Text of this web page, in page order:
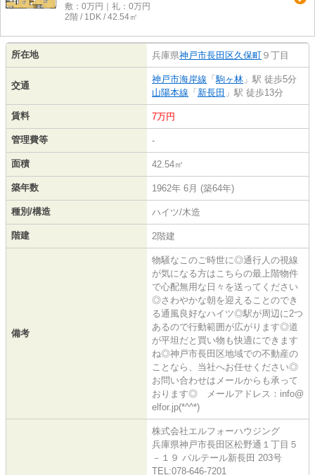
敷：0万円｜礼：0万円
2階 / 1DK / 42.54㎡
所在地 兵庫県神戸市長田区久保町 ９丁目
交通
神戸市海岸線 「駒ヶ林 」駅 徒歩5分
山陽本線 「新長田 」駅 徒歩13分
賃料 7万円
管理費等 -
面積 42.54㎡
築年数 1962年 6月 (築64年)
種別/構造 ハイツ/木造
階建 2階建
備考
物騒なこのご時世に◎通行人の視線
が気になる方はこちらの最上階物件
で心配無用な日々を送ってください
◎さわやかな朝を迎えることのでき
る通風良好なハイツ◎駅が周辺に2つ
あるので行動範囲が広がります◎道
が平坦だと買い物も快適にできます
ね◎神戸市長田区地域での不動産の
ことなら、当社へお任せください◎
お問い合わせはメールからも承って
おります◎ メールアドレス：info@
elfor.jp(*^^*)
株式会社エルフォーハウジング
兵庫県神戸市長田区松野通１丁目５
－１９ パルテール新長田 203号
TEL:078-646-7201